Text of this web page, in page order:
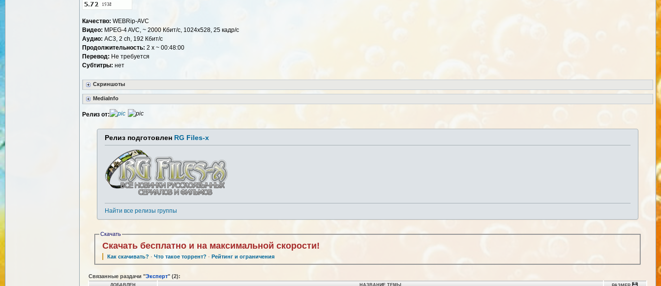
Качество: WEBRip-AVC
Видео: MPEG-4 AVC, ~ 2000 Кбит/с, 1024x528, 25 кадр/с
Аудио: AC3, 2 ch, 192 Кбит/с
Продолжительность: 2 х ~ 00:48:00
Перевод: Не требуется
Субтитры: нет
Скриншоты
MediaInfo
Релиз от:
Релиз подготовлен RG Files-x
Найти все релизы группы
Скачать
Скачать бесплатно и на максимальной скорости!
Как скачивать? ·Что такое торрент? · Рейтинг и ограничения
Связанные раздачи "Эксперт" (2):